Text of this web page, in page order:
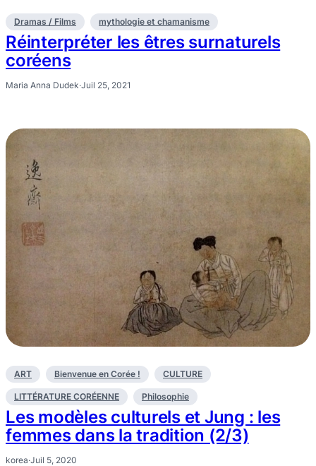
Dramas / Films mythologie et chamanisme
Réinterpréter les êtres surnaturels
coréens
Maria Anna Dudek·Juil 25, 2021
ART Bienvenue en Corée ! CULTURE
LITTÉRATURE CORÉENNE Philosophie
Les modèles culturels et Jung : les
femmes dans la tradition (2/3)
korea·Juil 5, 2020